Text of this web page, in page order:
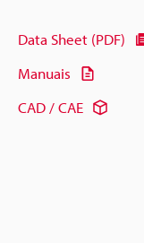
Data Sheet (PDF)
Manuais
CAD / CAE